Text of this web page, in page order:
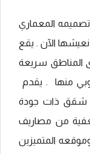
المعماري
نعيشها الآن . يقع
سريعة
منها . يقدم
شقق ذات جودة
من مصاريف
المتميزين